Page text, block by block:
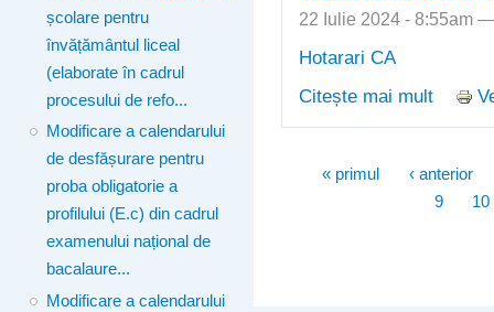
școlare pentru
învățământul liceal
(elaborate în cadrul
procesului de refo...
Modificare a calendarului
de desfășurare pentru
proba obligatorie a
profilului (E.c) din cadrul
examenului național de
bacalaure...
Modificare a calendarului
22 Iulie 2024 - 8:55am
Hotarari CA
Citește mai mult
Pagini
« primul
‹ anterior
9
10